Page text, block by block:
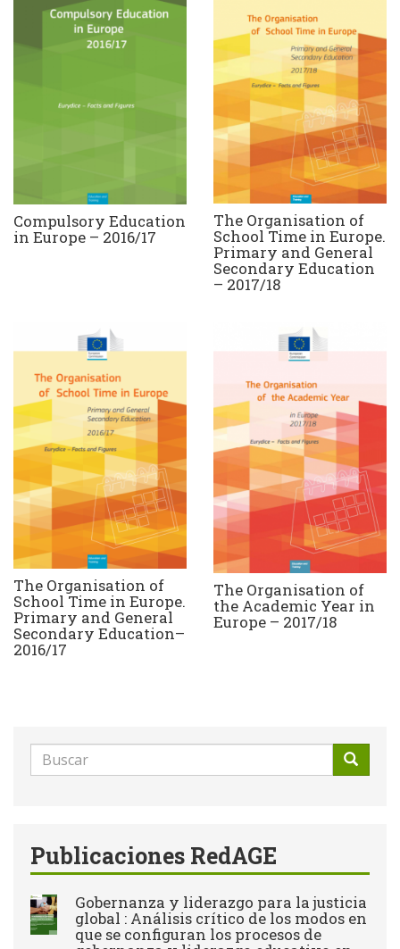
Compulsory Education
in Europe – 2016/17
The Organisation of
School Time in Europe.
Primary and General
Secondary Education
– 2017/18
The Organisation of
School Time in Europe.
Primary and General
Secondary Education–
2016/17
The Organisation of
the Academic Year in
Europe – 2017/18
Formulario
de
Publicaciones RedAGE
Gobernanza y liderazgo para la justicia
global : Análisis crítico de los modos en
que se configuran los procesos de